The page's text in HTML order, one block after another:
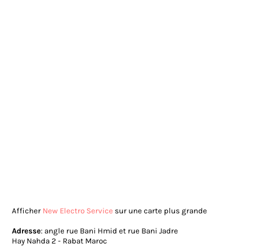
Afficher New Electro Service sur une carte plus grande
Adresse: angle rue Bani Hmid et rue Bani Jadre
Hay Nahda 2 - Rabat Maroc